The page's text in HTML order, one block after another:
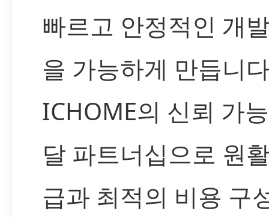
빠르고 안정적인 개
을 가능하게 만듭니
ICHOME의 신뢰 가
달 파트너십으로 원
급과 최적의 비용 구